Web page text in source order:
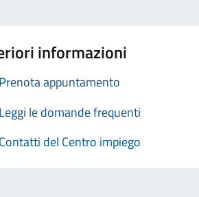
informazioni
appuntamento
le domande frequenti
del Centro impiego